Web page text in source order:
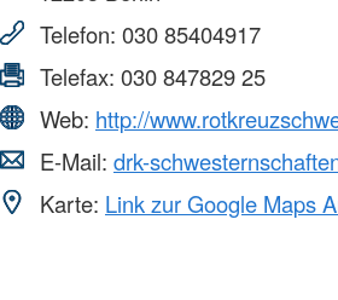
Telefon: 030 85404917
Telefax: 030 847829 25
Web: http://
E-Mail: drk-
Karte: Link zur Google Maps